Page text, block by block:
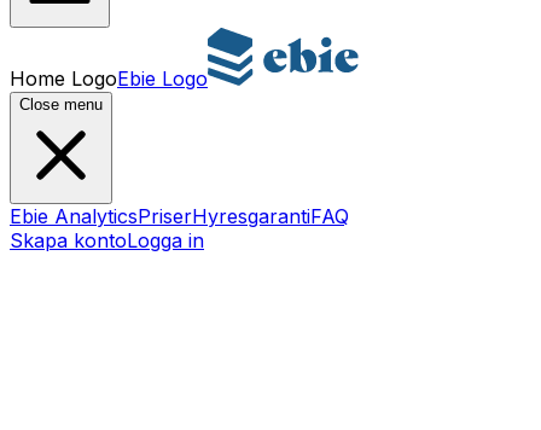
Home LogoEbie Logo
Close menu
Ebie AnalyticsPriserHyresgarantiFAQ
Skapa kontoLogga in